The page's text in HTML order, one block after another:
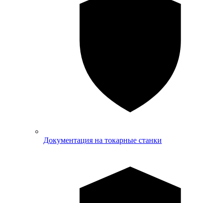
Документация на токарные станки